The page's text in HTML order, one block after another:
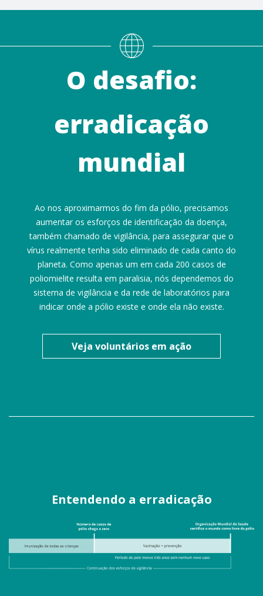
O desafio:
erradicação
mundial
Ao nos aproximarmos do fim da pólio, precisamos
aumentar os esforços de identificação da doença,
também chamado de vigilância, para assegurar que o
vírus realmente tenha sido eliminado de cada canto do
planeta. Como apenas um em cada 200 casos de
poliomielite resulta em paralisia, nós dependemos do
sistema de vigilância e da rede de laboratórios para
indicar onde a pólio existe e onde ela não existe.
Veja voluntários em ação
Entendendo a erradicação